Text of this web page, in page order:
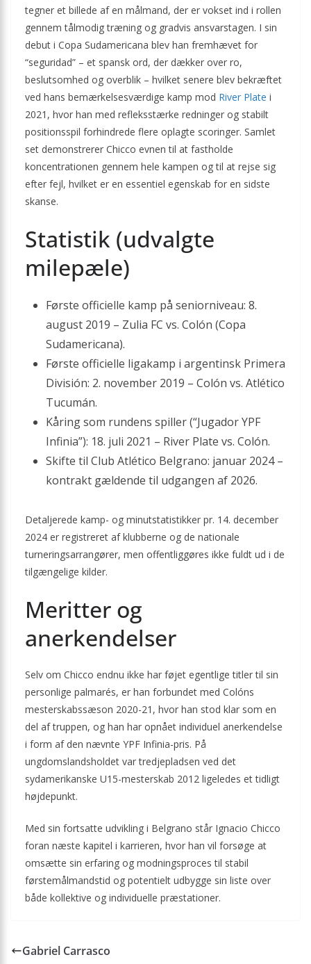
tegner et billede af en målmand, der er vokset ind i rollen
gennem tålmodig træning og gradvis ansvarstagen. I sin
debut i Copa Sudamericana blev han fremhævet for
“seguridad” – et spansk ord, der dækker over ro,
beslutsomhed og overblik – hvilket senere blev bekræftet
ved hans bemærkelsesværdige kamp mod River Plate i
2021, hvor han med refleksstærke redninger og stabilt
positionsspil forhindrede flere oplagte scoringer. Samlet
set demonstrerer Chicco evnen til at fastholde
koncentrationen gennem hele kampen og til at rejse sig
efter fejl, hvilket er en essentiel egenskab for en sidste
skanse.
Statistik (udvalgte
milepæle)
Første officielle kamp på seniorniveau: 8.
august 2019 – Zulia FC vs. Colón (Copa
Sudamericana).
Første officielle ligakamp i argentinsk Primera
División: 2. november 2019 – Colón vs. Atlético
Tucumán.
Kåring som rundens spiller (“Jugador YPF
Infinia”): 18. juli 2021 – River Plate vs. Colón.
Skifte til Club Atlético Belgrano: januar 2024 –
kontrakt gældende til udgangen af 2026.
Detaljerede kamp- og minutstatistikker pr. 14. december
2024 er registreret af klubberne og de nationale
turneringsarrangører, men offentliggøres ikke fuldt ud i de
tilgængelige kilder.
Meritter og
anerkendelser
Selv om Chicco endnu ikke har føjet egentlige titler til sin
personlige palmarés, er han forbundet med Colóns
mesterskabssæson 2020-21, hvor han stod klar som en
del af truppen, og han har opnået individuel anerkendelse
i form af den nævnte YPF Infinia-pris. På
ungdomslandsholdet var tredjepladsen ved det
sydamerikanske U15-mesterskab 2012 ligeledes et tidligt
højdepunkt.
Med sin fortsatte udvikling i Belgrano står Ignacio Chicco
foran næste kapitel i karrieren, hvor han vil forsøge at
omsætte sin erfaring og modningsproces til stabil
førstemålmandstid og potentielt udbygge sin liste over
både kollektive og individuelle præstationer.
Gabriel Carrasco